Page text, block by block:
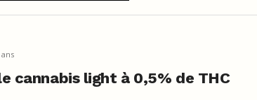
cannabis light à 0,5% de THC